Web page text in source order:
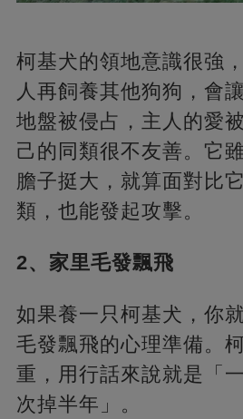
柯基犬的領地意識很強
人再飼養其他狗狗，會
地盤被侵占，主人的愛
己的同類很不友善。它
膽子挺大，就算面對比
類，也能發起攻擊。
2、家里毛發飄飛
如果養一只柯基犬，你
毛發飄飛的心理準備。
重，用行話來說就是「
次掉半年」。